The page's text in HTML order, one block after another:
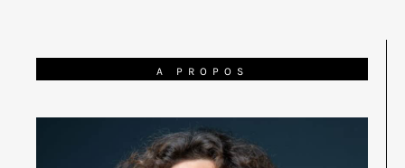
A PROPOS